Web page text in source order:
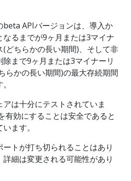
beta APIバージョンは、導入か
なるまでが9ヶ月または3マイナ
(どちらかの長い期間)、そして非
除まで9ヶ月または3マイナーリ
らかの長い期間)の最大存続期間
アは十分にテストされていま
有効にすることは安全であると
ます。
ートが打ち切られることはあり
詳細は変更される可能性があり